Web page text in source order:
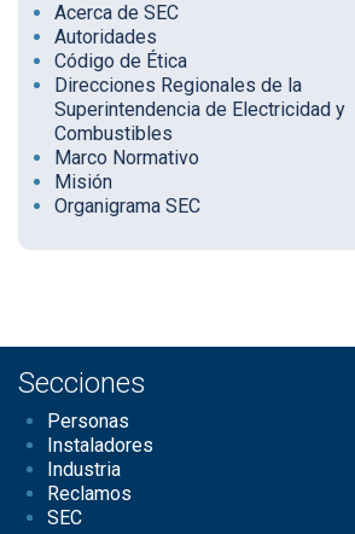
Acerca de SEC
Autoridades
Código de Ética
Direcciones Regionales de la
Superintendencia de Electricidad y
Combustibles
Marco Normativo
Misión
Organigrama SEC
Secciones
Personas
Instaladores
Industria
Reclamos
SEC